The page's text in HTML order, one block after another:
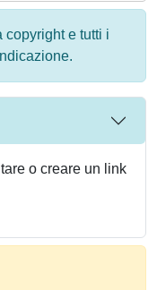
copyright e tutti i
o creare un link